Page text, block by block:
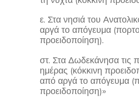
ε. Στα νησιά του
αργά το απόγευμα
προειδοποίηση).
στ. Στα Δωδεκάνησα τις
ημέρας (κόκκινη
από αργά το απόγευμα
προειδοποίηση)»